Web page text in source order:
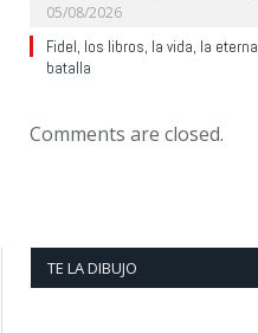
05/08/2026
Fidel, los libros, la vida, la eterna
batalla
Comments are closed.
TE LA DIBUJO